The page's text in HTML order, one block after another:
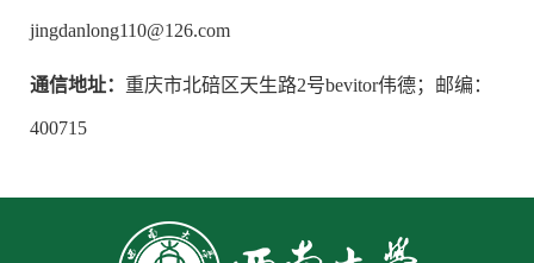
jingdanlong110@126.com
通信地址： 重庆市北碚区天生路2号bevitor伟德；邮编：
400715